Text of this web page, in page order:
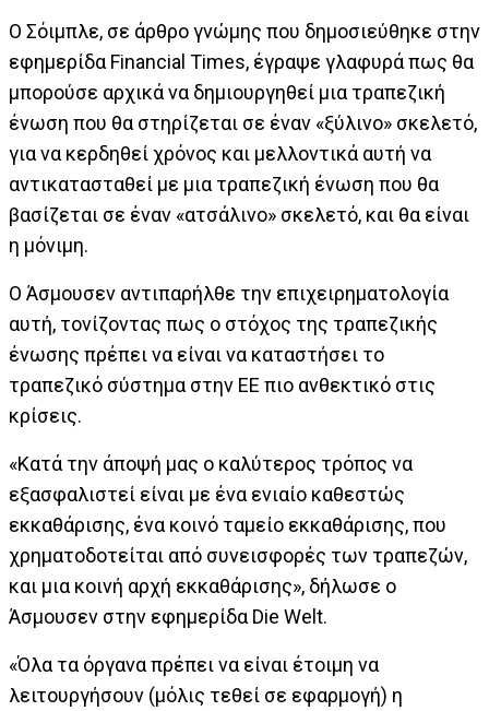
Ο Σόιμπλε, σε άρθρο γνώμης που δημοσιεύθηκε στην
εφημερίδα Financial Times, έγραψε γλαφυρά πως θα
μπορούσε αρχικά να δημιουργηθεί μια τραπεζική
ένωση που θα στηρίζεται σε έναν «ξύλινο» σκελετό,
για να κερδηθεί χρόνος και μελλοντικά αυτή να
αντικατασταθεί με μια τραπεζική ένωση που θα
βασίζεται σε έναν «ατσάλινο» σκελετό, και θα είναι
η μόνιμη.
Ο Άσμουσεν αντιπαρήλθε την επιχειρηματολογία
αυτή, τονίζοντας πως ο στόχος της τραπεζικής
ένωσης πρέπει να είναι να καταστήσει το
τραπεζικό σύστημα στην ΕΕ πιο ανθεκτικό στις
κρίσεις.
«Κατά την άποψή μας ο καλύτερος τρόπος να
εξασφαλιστεί είναι με ένα ενιαίο καθεστώς
εκκαθάρισης, ένα κοινό ταμείο εκκαθάρισης, που
χρηματοδοτείται από συνεισφορές των τραπεζών,
και μια κοινή αρχή εκκαθάρισης», δήλωσε ο
Άσμουσεν στην εφημερίδα Die Welt.
«Όλα τα όργανα πρέπει να είναι έτοιμη να
λειτουργήσουν (μόλις τεθεί σε εφαρμογή) η